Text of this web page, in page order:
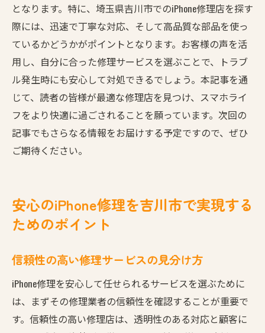
となります。特に、埼玉県吉川市でのiPhone修理店を探す
際には、迅速で丁寧な対応、そして高品質な部品を使っ
ているかどうかがポイントとなります。お客様の声を活
用し、自分に合った修理サービスを選ぶことで、トラブ
ル発生時にも安心して対処できるでしょう。本記事を通
じて、読者の皆様が最適な修理店を見つけ、スマホライ
フをより快適に過ごされることを願っています。次回の
記事でもさらなる情報をお届けする予定ですので、ぜひ
ご期待ください。
安心のiPhone修理を吉川市で実現する
ためのポイント
信頼性の高い修理サービスの見分け方
iPhone修理を安心して任せられるサービスを選ぶために
は、まずその修理業者の信頼性を確認することが重要で
す。信頼性の高い修理店は、透明性のある対応と顧客に